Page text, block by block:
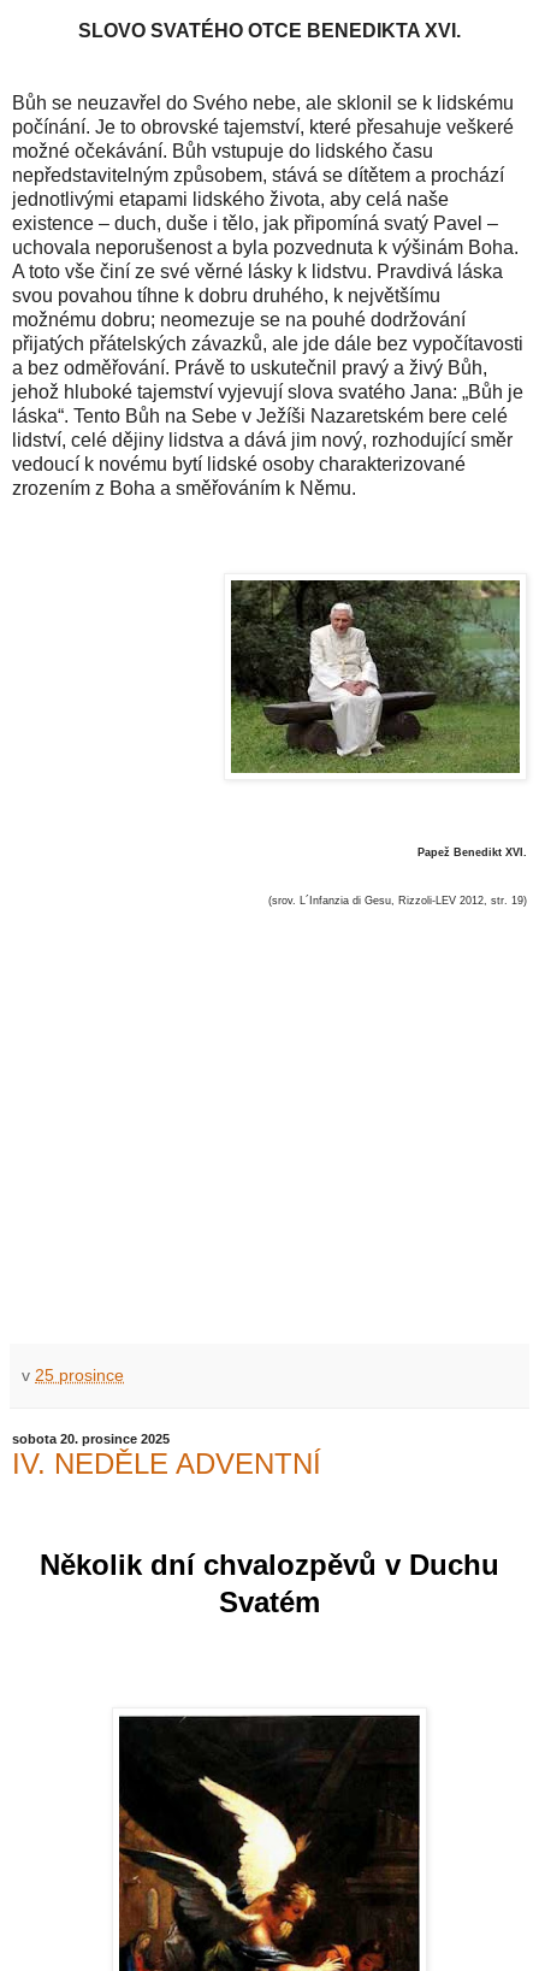
SLOVO SVATÉHO OTCE BENEDIKTA XVI.
Bůh se neuzavřel do Svého nebe, ale sklonil se k lidskému
počínání. Je to obrovské tajemství, které přesahuje veškeré
možné očekávání. Bůh vstupuje do lidského času
nepředstavitelným způsobem, stává se dítětem a prochází
jednotlivými etapami lidského života, aby celá naše
existence – duch, duše i tělo, jak připomíná svatý Pavel –
uchovala neporušenost a byla pozvednuta k výšinám Boha.
A toto vše činí ze své věrné lásky k lidstvu. Pravdivá láska
svou povahou tíhne k dobru druhého, k největšímu
možnému dobru; neomezuje se na pouhé dodržování
přijatých přátelských závazků, ale jde dále bez vypočítavosti
a bez odměřování. Právě to uskutečnil pravý a živý Bůh,
jehož hluboké tajemství vyjevují slova svatého Jana: „Bůh je
láska“. Tento Bůh na Sebe v Ježíši Nazaretském bere celé
lidství, celé dějiny lidstva a dává jim nový, rozhodující směr
vedoucí k novému bytí lidské osoby charakterizované
zrozením z Boha a směřováním k Němu.
Papež Benedikt XVI.
(srov. L´Infanzia di Gesu, Rizzoli-LEV 2012, str. 19)
v 25 prosince
sobota 20. prosince 2025
IV. NEDĚLE ADVENTNÍ
Několik dní chvalozpěvů v Duchu
Svatém